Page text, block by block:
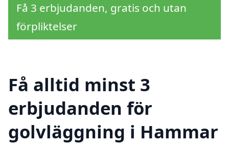
Få 3 erbjudanden, gratis och utan
förpliktelser
Få alltid minst 3
erbjudanden för
golvläggning i Hammar